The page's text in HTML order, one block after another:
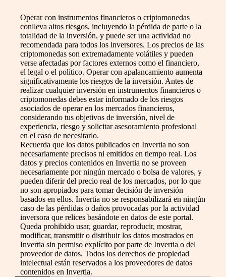
Operar con instrumentos financieros o criptomonedas
conlleva altos riesgos, incluyendo la pérdida de parte o la
totalidad de la inversión, y puede ser una actividad no
recomendada para todos los inversores. Los precios de las
criptomonedas son extremadamente volátiles y pueden
verse afectadas por factores externos como el financiero,
el legal o el político. Operar con apalancamiento aumenta
significativamente los riesgos de la inversión. Antes de
realizar cualquier inversión en instrumentos financieros o
criptomonedas debes estar informado de los riesgos
asociados de operar en los mercados financieros,
considerando tus objetivos de inversión, nivel de
experiencia, riesgo y solicitar asesoramiento profesional
en el caso de necesitarlo.
Recuerda que los datos publicados en Invertia no son
necesariamente precisos ni emitidos en tiempo real. Los
datos y precios contenidos en Invertia no se proveen
necesariamente por ningún mercado o bolsa de valores, y
pueden diferir del precio real de los mercados, por lo que
no son apropiados para tomar decisión de inversión
basados en ellos. Invertia no se responsabilizará en ningún
caso de las pérdidas o daños provocadas por la actividad
inversora que relices basándote en datos de este portal.
Queda prohibido usar, guardar, reproducir, mostrar,
modificar, transmitir o distribuir los datos mostrados en
Invertia sin permiso explícito por parte de Invertia o del
proveedor de datos. Todos los derechos de propiedad
intelectual están reservados a los proveedores de datos
contenidos en Invertia.